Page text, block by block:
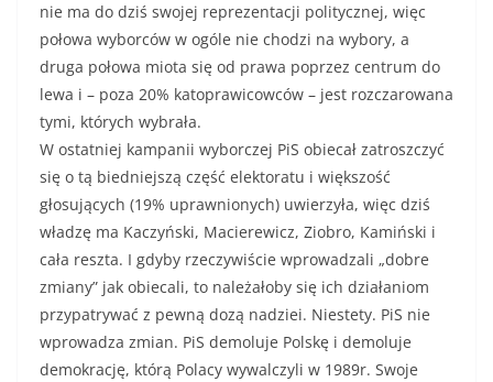
nie ma do dziś swojej reprezentacji politycznej, więc
połowa wyborców w ogóle nie chodzi na wybory, a
druga połowa miota się od prawa poprzez centrum do
lewa i – poza 20% katoprawicowców – jest rozczarowana
tymi, których wybrała.
W ostatniej kampanii wyborczej PiS obiecał zatroszczyć
się o tą biedniejszą część elektoratu i większość
głosujących (19% uprawnionych) uwierzyła, więc dziś
władzę ma Kaczyński, Macierewicz, Ziobro, Kamiński i
cała reszta. I gdyby rzeczywiście wprowadzali „dobre
zmiany” jak obiecali, to należałoby się ich działaniom
przypatrywać z pewną dozą nadziei. Niestety. PiS nie
wprowadza zmian. PiS demoluje Polskę i demoluje
demokrację, którą Polacy wywalczyli w 1989r. Swoje